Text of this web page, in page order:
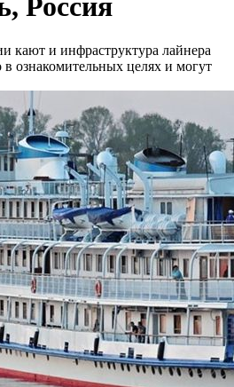
Россия
кают и инфраструктура лайнера
ознакомительных целях и могут